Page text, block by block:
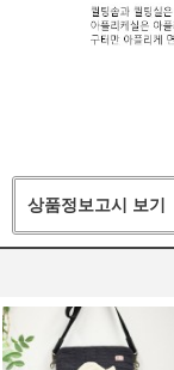
상품정보고시 보기